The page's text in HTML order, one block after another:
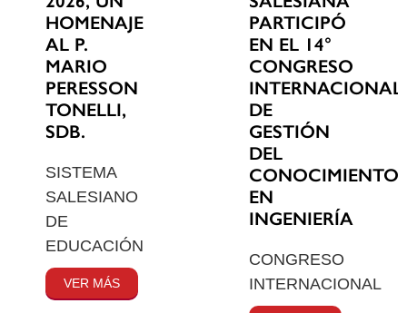
HOMENAJE
AL P.
MARIO
PERESSON
TONELLI,
SDB.
SISTEMA
SALESIANO
DE
EDUCACIÓN
VER MÁS
PARTICIPÓ
EN EL 14°
CONGRESO
INTERNACIONAL
DE
GESTIÓN
DEL
CONOCIMIENTO
EN
INGENIERÍA
CONGRESO
INTERNACIONAL